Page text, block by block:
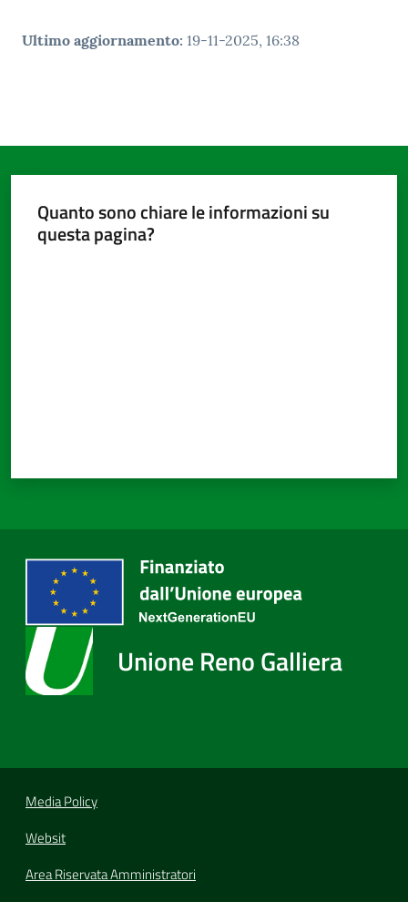
Ultimo aggiornamento: 19-11-2025, 16:38
Quanto sono chiare le informazioni su
questa pagina?
Unione Reno Galliera
Media Policy
Websit
Area Riservata Amministratori